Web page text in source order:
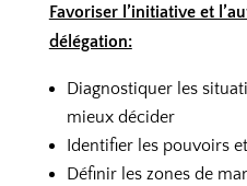
Favoriser l’initiative et
délégation:
Diagnostiquer les
mieux décider
Identifier les pouvoirs
Définir les zones de